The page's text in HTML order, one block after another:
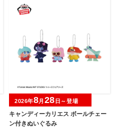
キャンディーカリエス ボールチェー
ン付きぬいぐるみ
2026年8月 28 日～登場